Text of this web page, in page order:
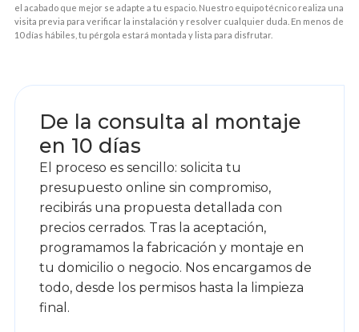
el acabado que mejor se adapte a tu espacio. Nuestro equipo técnico realiza una
visita previa para verificar la instalación y resolver cualquier duda. En menos de
10 días hábiles, tu pérgola estará montada y lista para disfrutar.
De la consulta al montaje
en 10 días
El proceso es sencillo: solicita tu
presupuesto online sin compromiso,
recibirás una propuesta detallada con
precios cerrados. Tras la aceptación,
programamos la fabricación y montaje en
tu domicilio o negocio. Nos encargamos de
todo, desde los permisos hasta la limpieza
final.